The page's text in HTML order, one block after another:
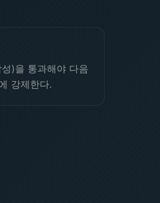
)을 통과해야 다음
강제한다.